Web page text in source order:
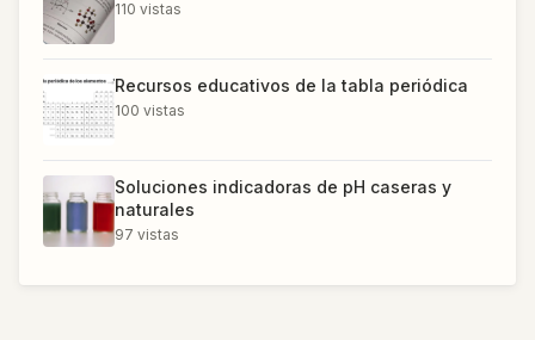
110 vistas
Recursos educativos de la tabla periódica
100 vistas
Soluciones indicadoras de pH caseras y
naturales
97 vistas